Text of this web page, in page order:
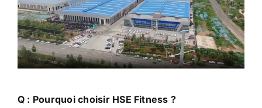
R : Nous sommes spécialisés dans la fabrication